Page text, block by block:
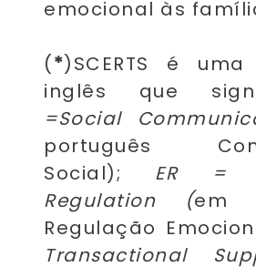
emocional às
(*)SCERTS é
inglês que
=Social
português
Social); ER =
Regulation (em
Regulação
Transactional